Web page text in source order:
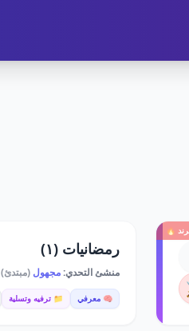
🔥
رمضانيات (١)
منشئ التحدي:مجهول (مبتدئ)
🧠 معرفي 📁 ترفيه وتسلية